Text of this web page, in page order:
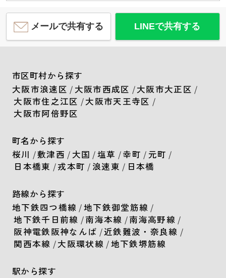
メールで共有する LINEで共有する
市区町村から探す
大阪市浪速区 / 大阪市西成区 /大阪市大正区 /
大阪市住之江区 /大阪市天王寺区 /
大阪市阿倍野区
町名から探す
桜川 /敷津西 / 大国 /塩草 /幸町 / 元町 /
日本橋東 /戎本町 / 浪速東 / 日本橋
路線から探す
地下鉄四つ橋線 /地下鉄御堂筋線 /
地下鉄千日前線 /南海本線 /南海高野線 /
阪神電鉄阪神なんば /近鉄難波・奈良線 /
関西本線 /大阪環状線 /地下鉄堺筋線
駅から探す